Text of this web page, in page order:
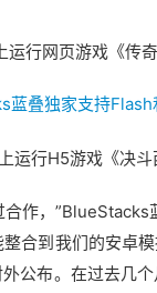
上运行网页游戏《传
上运行H5游戏《决斗
作，
合到我们的安卓
公布。在过去几